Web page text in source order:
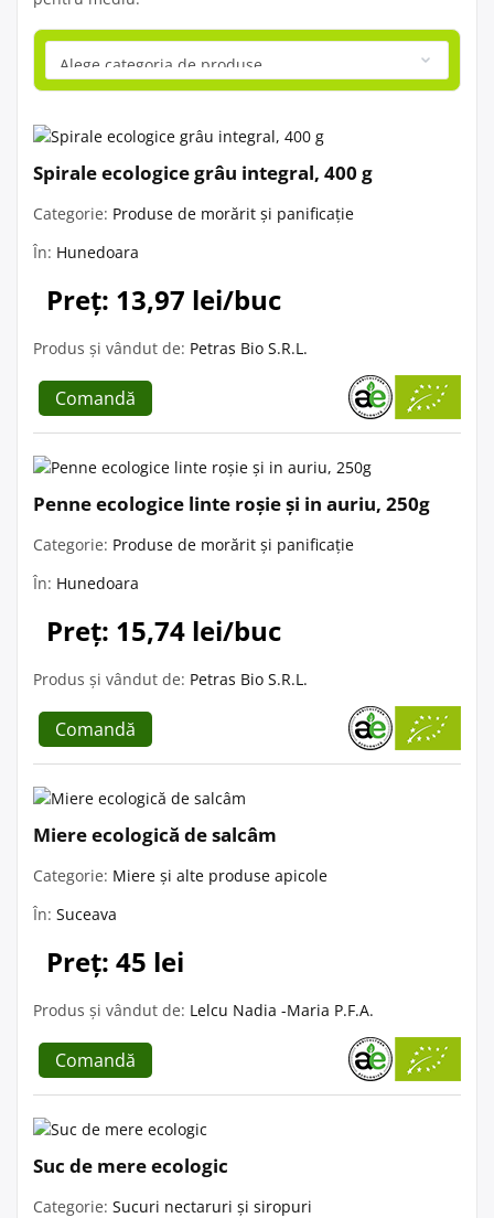
Spirale ecologice grâu integral, 400 g
Categorie: Produse de morărit și panificație
În: Hunedoara
Preț: 13,97 lei/buc
Produs și vândut de: Petras Bio S.R.L.
Comandă
Penne ecologice linte roșie și in auriu, 250g
Categorie: Produse de morărit și panificație
În: Hunedoara
Preț: 15,74 lei/buc
Produs și vândut de: Petras Bio S.R.L.
Comandă
Miere ecologică de salcâm
Categorie: Miere și alte produse apicole
În: Suceava
Preț: 45 lei
Produs și vândut de: Lelcu Nadia -Maria P.F.A.
Comandă
Suc de mere ecologic
Categorie: Sucuri nectaruri și siropuri